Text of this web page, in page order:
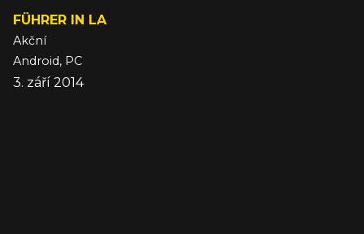
FÜHRER IN LA
Akční
Android, PC
3. září 2014